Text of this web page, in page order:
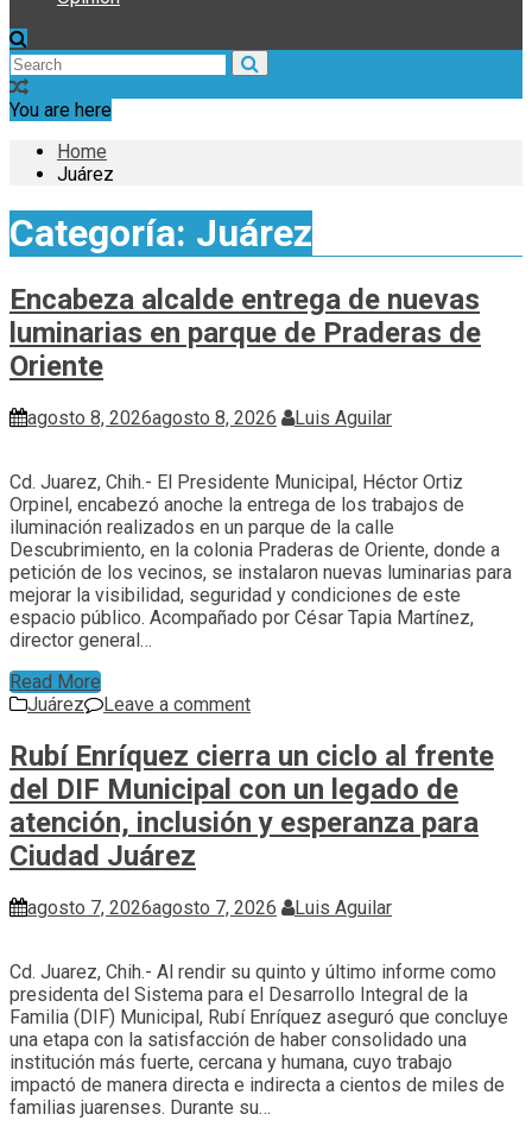
You are here
Home
Juárez
Categoría: Juárez
Encabeza alcalde entrega de nuevas
luminarias en parque de Praderas de
Oriente
agosto 8, 2026agosto 8, 2026 Luis Aguilar
Cd. Juarez, Chih.- El Presidente Municipal, Héctor Ortiz
Orpinel, encabezó anoche la entrega de los trabajos de
iluminación realizados en un parque de la calle
Descubrimiento, en la colonia Praderas de Oriente, donde a
petición de los vecinos, se instalaron nuevas luminarias para
mejorar la visibilidad, seguridad y condiciones de este
espacio público. Acompañado por César Tapia Martínez,
director general…
Read More
Juárez
Leave a comment
Rubí Enríquez cierra un ciclo al frente
del DIF Municipal con un legado de
atención, inclusión y esperanza para
Ciudad Juárez
agosto 7, 2026agosto 7, 2026 Luis Aguilar
Cd. Juarez, Chih.- Al rendir su quinto y último informe como
presidenta del Sistema para el Desarrollo Integral de la
Familia (DIF) Municipal, Rubí Enríquez aseguró que concluye
una etapa con la satisfacción de haber consolidado una
institución más fuerte, cercana y humana, cuyo trabajo
impactó de manera directa e indirecta a cientos de miles de
familias juarenses. Durante su…